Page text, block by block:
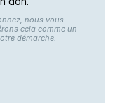
nous vous
cela comme un
démarche.